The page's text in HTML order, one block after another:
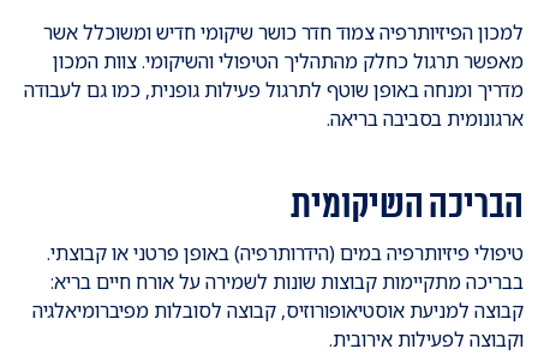
למכון הפיזיותרפיה צמוד חדר כושר שיקומי חדיש ומשוכלל אשר
מאפשר תרגול כחלק מהתהליך הטיפולי והשיקומי. צוות המכון
מדריך ומנחה באופן שוטף לתרגול פעילות גופנית, כמו גם לעבודה
ארגונומית בסביבה בריאה.
הבריכה השיקומית
טיפולי פיזיותרפיה במים (הידרותרפיה) באופן פרטני או קבוצתי.
בבריכה מתקיימות קבוצות שונות לשמירה על אורח חיים בריא:
קבוצה למניעת אוסטיאופורוזיס, קבוצה לסובלות מפיברומיאלגיה
וקבוצה לפעילות אירובית.